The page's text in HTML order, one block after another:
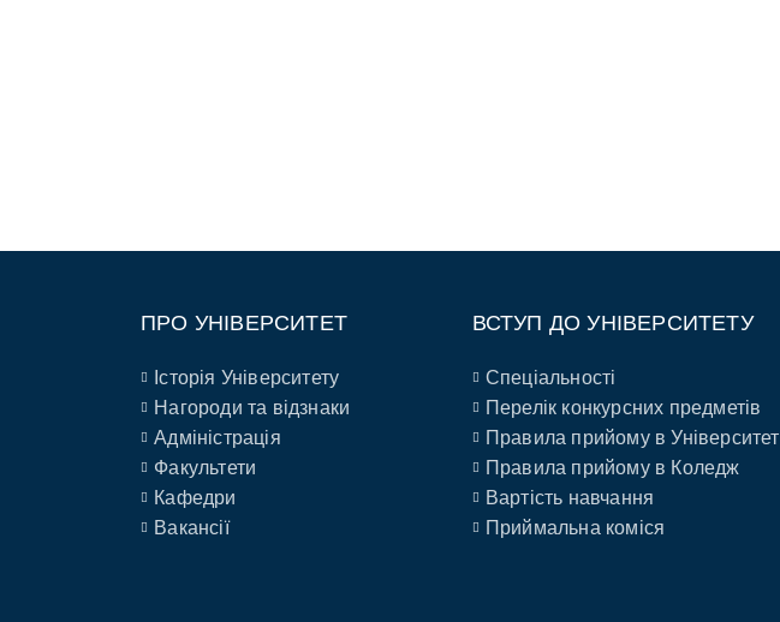
ПРО УНІВЕРСИТЕТ
Історія Університету
Нагороди та відзнаки
Адміністрація
Факультети
Кафедри
Вакансії
ВСТУП ДО УНІВЕРСИТЕТУ
Спеціальності
Перелік конкурсних предметів
Правила прийому в Університет
Правила прийому в Коледж
Вартість навчання
Приймальна коміся